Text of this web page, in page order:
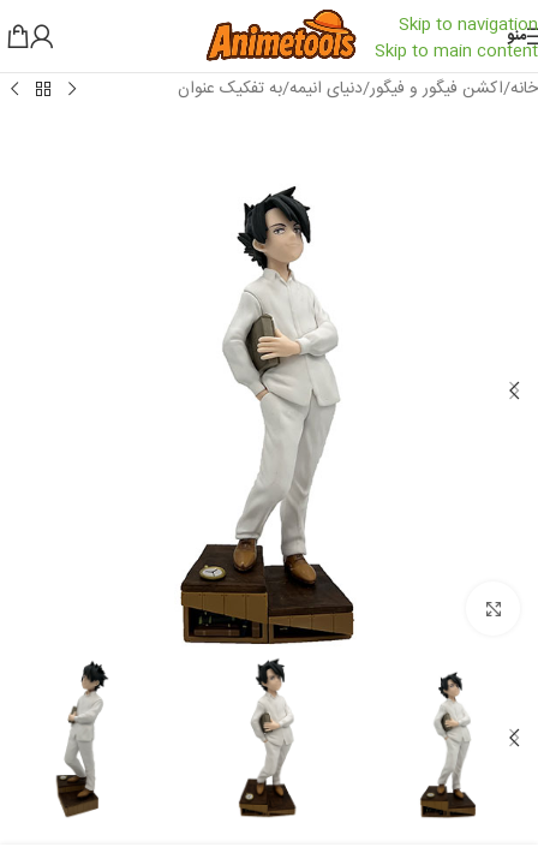
Skip to navigation
Skip to main content
منو
خانه/اکشن فیگور و فیگور/دنیای انیمه/به تفکیک عنوان